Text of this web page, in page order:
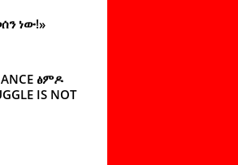
ነው!»
ፅምዶ
IS NOT